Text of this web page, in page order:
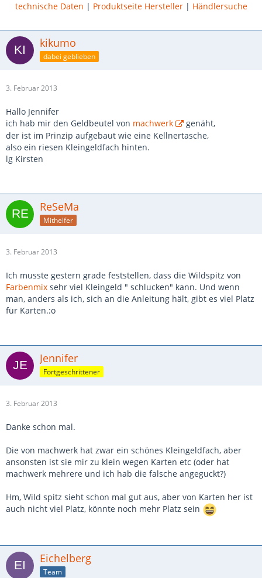
technische Daten | Produktseite Hersteller| Händlersuche
kikumo
dabei geblieben
3. Februar 2013
Hallo Jennifer
ich hab mir den Geldbeutel von machwerk
genäht,
der ist im Prinzip aufgebaut wie eine Kellnertasche,
also ein riesen Kleingeldfach hinten.
lg Kirsten
ReSeMa
Mithelfer
3. Februar 2013
Ich musste gestern grade feststellen, dass die Wildspitz von
Farbenmix sehr viel Kleingeld " schlucken" kann. Und wenn
man, anders als ich, sich an die Anleitung hält, gibt es viel Platz
für Karten.:o
Jennifer
Fortgeschrittener
3. Februar 2013
Danke schon mal.
Die von machwerk hat zwar ein schönes Kleingeldfach, aber
ansonsten ist sie mir zu klein wegen Karten etc (oder hat
machwerk mehrere und ich hab die falsche angeguckt?)
Hm, Wild spitz sieht schon mal gut aus, aber von Karten her ist
auch nicht viel Platz, könnte noch mehr Platz sein
Eichelberg
Team